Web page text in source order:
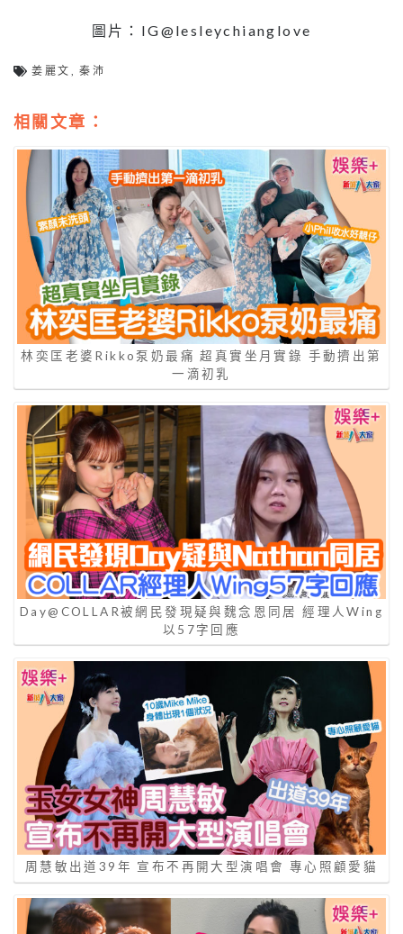
圖片：IG@lesleychianglove
姜麗文 ,秦沛
相關文章：
林奕匡老婆Rikko泵奶最痛 超真實坐月實錄 手動擠出第
一滴初乳
Day@COLLAR被網民發現疑與魏念恩同居 經理人Wing
以57字回應
周慧敏出道39年 宣布不再開大型演唱會 專心照顧愛貓